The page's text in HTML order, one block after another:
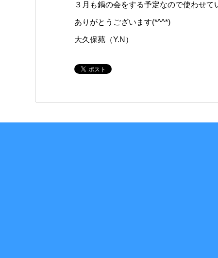
３月も鍋の会をする予定なので使わせて
ありがとうございます(*^^*)
大久保苑（Y.N）